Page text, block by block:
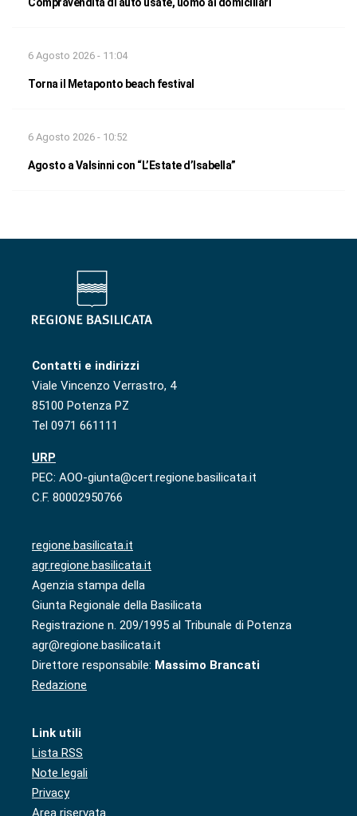
6 Agosto 2026 - 11:04
Torna il Metaponto beach festival
6 Agosto 2026 - 10:52
Agosto a Valsinni con “L’Estate d’Isabella”
Contatti e indirizzi
Viale Vincenzo Verrastro, 4
85100 Potenza PZ
Tel 0971 661111
URP
PEC: AOO-giunta@cert.regione.basilicata.it
C.F. 80002950766
regione.basilicata.it
agr.regione.basilicata.it
Agenzia stampa della
Giunta Regionale della Basilicata
Registrazione n. 209/1995 al Tribunale di Potenza
agr@regione.basilicata.it
Direttore responsabile: Massimo Brancati
Redazione
Link utili
Lista RSS
Note legali
Privacy
Area riservata